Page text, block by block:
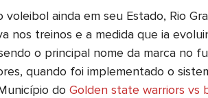
ainda em seu Estado, Rio
nos treinos e a medida que ia
o principal nome da marca no
quando foi implementado o
do Golden state warriors vs